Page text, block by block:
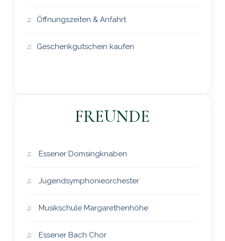
Öffnungszeiten & Anfahrt
Geschenkgutschein kaufen
FREUNDE
Essener Domsingknaben
Jugendsymphonieorchester
Musikschule Margarethenhöhe
Essener Bach Chor